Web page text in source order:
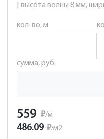
[ высота волны 8 мм,
кол-во, м
сумма, руб.
559 ₽/м
486.09 ₽/м2